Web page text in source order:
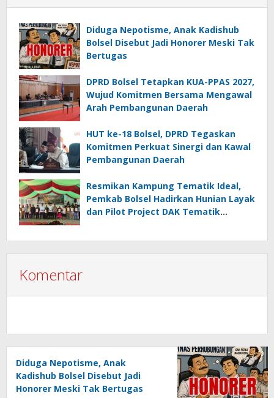
Diduga Nepotisme, Anak Kadishub
Bolsel Disebut Jadi Honorer Meski Tak
Bertugas
DPRD Bolsel Tetapkan KUA-PPAS 2027,
Wujud Komitmen Bersama Mengawal
Arah Pembangunan Daerah
HUT ke-18 Bolsel, DPRD Tegaskan
Komitmen Perkuat Sinergi dan Kawal
Pembangunan Daerah
Resmikan Kampung Tematik Ideal,
Pemkab Bolsel Hadirkan Hunian Layak
dan Pilot Project DAK Tematik
Komentar
Diduga Nepotisme, Anak
Kadishub Bolsel Disebut Jadi
Honorer Meski Tak Bertugas